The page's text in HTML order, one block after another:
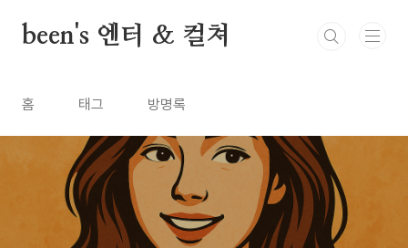
been's 엔터 & 컬쳐
홈 태그 방명록